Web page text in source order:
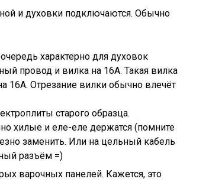
и духовки подключаются. Обычно
характерно для духовок
провод и вилка на 16А. Такая вилка
16А. Отрезание вилки обычно влечёт
старого образца.
хилые и еле-еле держатся (помните
заменить. Или на цельный кабель
разъём =)
варочных панелей. Кажется, это